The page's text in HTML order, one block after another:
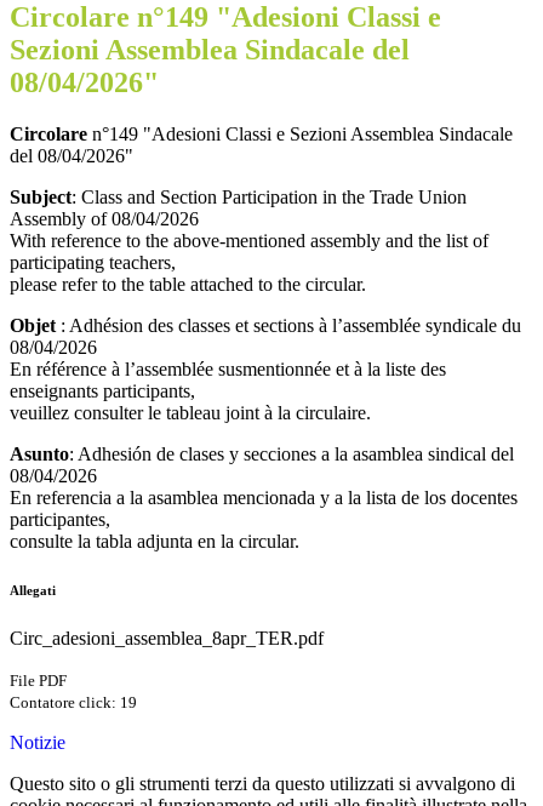
Circolare n°149 "Adesioni Classi e
Sezioni Assemblea Sindacale del
08/04/2026"
Circolare n°149 "Adesioni Classi e Sezioni Assemblea Sindacale
del 08/04/2026"
Subject: Class and Section Participation in the Trade Union
Assembly of 08/04/2026
With reference to the above-mentioned assembly and the list of
participating teachers,
please refer to the table attached to the circular.
Objet : Adhésion des classes et sections à l’assemblée syndicale du
08/04/2026
En référence à l’assemblée susmentionnée et à la liste des
enseignants participants,
veuillez consulter le tableau joint à la circulaire.
Asunto: Adhesión de clases y secciones a la asamblea sindical del
08/04/2026
En referencia a la asamblea mencionada y a la lista de los docentes
participantes,
consulte la tabla adjunta en la circular.
Allegati
Circ_adesioni_assemblea_8apr_TER.pdf
File PDF
Contatore click: 19
Notizie
Questo sito o gli strumenti terzi da questo utilizzati si avvalgono di